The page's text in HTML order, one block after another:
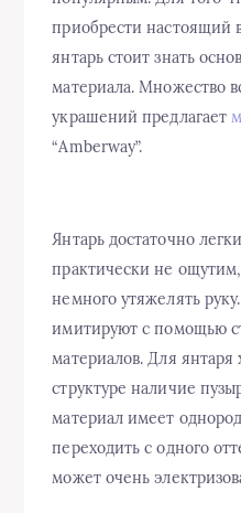
приобрести настоящий
янтарь стоит знать
материала. Множество
украшений предлагает
“Amberway”.
Янтарь достаточно
практически не
немного утяжелять
имитируют с помощью
материалов. Для янтаря
структуре наличие
материал имеет
переходить с одного
может очень